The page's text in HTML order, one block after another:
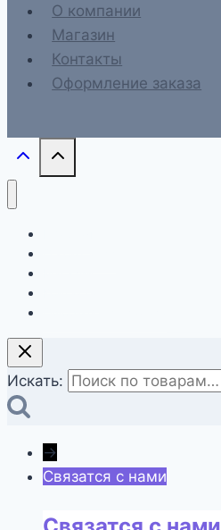
О компании
Магазин
Контакты
Оформление заказа
Искать:
→
Связатся с нами